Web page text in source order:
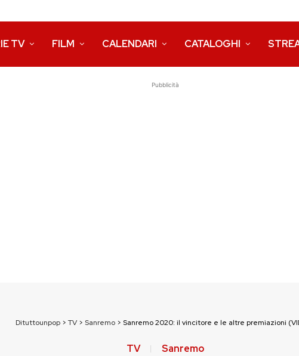
TV FILM CALENDARI CATALOGHI
Pubblicità
Dituttounpop> TV> Sanremo> Sanremo 2020: il vincitore e le altre premiazioni
TV Sanremo